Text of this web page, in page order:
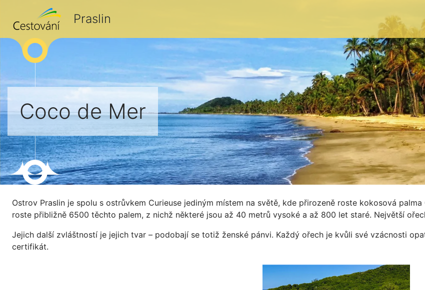
Praslin
Coco de Mer
Ostrov Praslin je spolu s ostrůvkem Curieuse jediným místem na světě, kde přirozeně roste kokosová
roste přibližně 6500 těchto palem, z nichž některé jsou až 40 metrů vysoké a až 800 let staré. Největší
Jejich další zvláštností je jejich tvar – podobají se totiž ženské pánvi. Každý ořech je kvůli své vzácnosti
certifikát.